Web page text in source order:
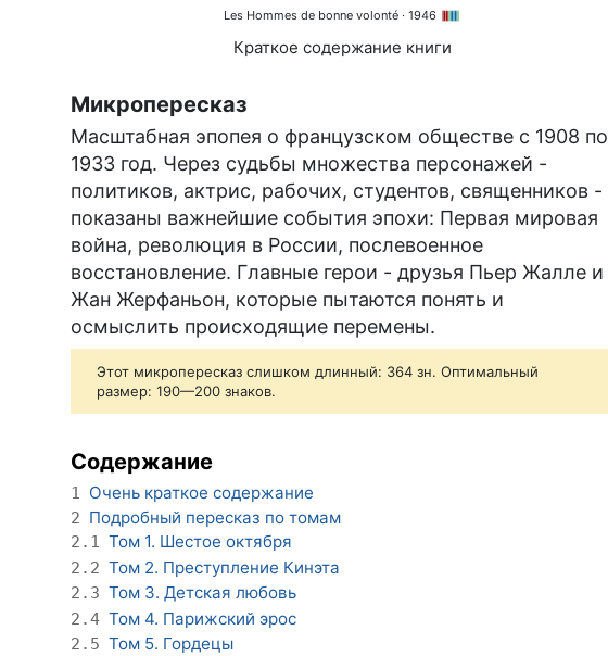
Les Hommes de bonne volonté· 1946
Краткое содержание книги
Микропересказ
Масштабная эпопея о французском обществе с 1908 по
1933 год. Через судьбы множества персонажей -
политиков, актрис, рабочих, студентов, священников -
показаны важнейшие события эпохи: Первая мировая
война, революция в России, послевоенное
восстановление. Главные герои - друзья Пьер Жалле и
Жан Жерфаньон, которые пытаются понять и
осмыслить происходящие перемены.
Этот микропересказ слишком длинный: 364 зн. Оптимальный
размер: 190—200 знаков.
Содержание
1 Очень краткое содержание
2 Подробный пересказ по томам
2.1 Том 1. Шестое октября
2.2 Том 2. Преступление Кинэта
2.3 Том 3. Детская любовь
2.4 Том 4. Парижский эрос
2.5 Том 5. Гордецы